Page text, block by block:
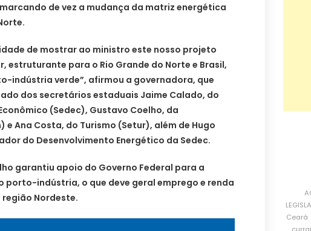
de vez a mudança da matriz energética
de mostrar ao ministro este nosso projeto
estruturante para o Rio Grande do Norte e Brasil,
indústria verde”, afirmou a governadora, que
dos secretários estaduais Jaime Calado, do
(Sedec), Gustavo Coelho, da
e Ana Costa, do Turismo (Setur), além de Hugo
do Desenvolvimento Energético da Sedec.
garantiu apoio do Governo Federal para a
porto-indústria, o que deve geral emprego e renda
região Nordeste.
Ceará